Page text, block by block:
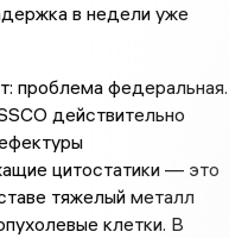
в недели уже
проблема федеральная.
действительно
цитостатики — это
тяжелый металл
клетки. В